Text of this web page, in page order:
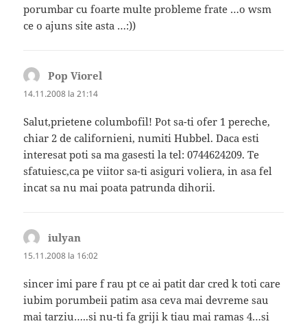
porumbar cu foarte multe probleme frate …o wsm
ce o ajuns site asta …:))
Pop Viorel
14.11.2008 la 21:14
Salut,prietene columbofil! Pot sa-ti ofer 1 pereche,
chiar 2 de californieni, numiti Hubbel. Daca esti
interesat poti sa ma gasesti la tel: 0744624209. Te
sfatuiesc,ca pe viitor sa-ti asiguri voliera, in asa fel
incat sa nu mai poata patrunda dihorii.
iulyan
15.11.2008 la 16:02
sincer imi pare f rau pt ce ai patit dar cred k toti care
iubim porumbeii patim asa ceva mai devreme sau
mai tarziu…..si nu-ti fa griji k tiau mai ramas 4…si